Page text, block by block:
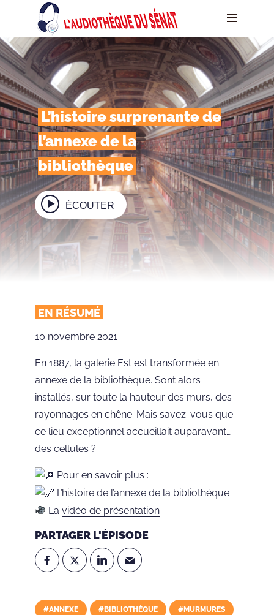
L’histoire surprenante de
l’annexe de la
bibliothèque
ÉCOUTER
EN RÉSUMÉ
10 novembre 2021
En 1887, la galerie Est est transformée en
annexe de la bibliothèque. Sont alors
installés, sur toute la hauteur des murs, des
rayonnages en chêne. Mais savez-vous que
ce lieu exceptionnel accueillait auparavant…
des cellules ?
Pour en savoir plus :
L’histoire de l’annexe de la bibliothèque
Lavidéo de présentation
PARTAGER L'ÉPISODE
#ANNEXE #BIBLIOTHÈQUE #MURMURES